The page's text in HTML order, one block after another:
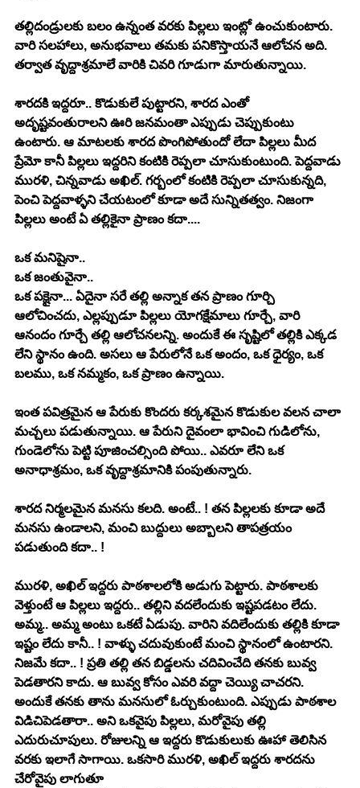
తల్లిదండ్రులకు బలం ఉన్నంత వరకు పిల్లలు ఇంట్లో ఉంచుకుంటారు.
వారి సలహాలు, అనుభవాలు తమకు పనికొస్తాయనే ఆలోచన అది.
తర్వాత వృద్దాశ్రమాలే వారికి చివరి గూడుగా మారుతున్నాయి.
శారదకి ఇద్దరూ.. కొడుకులే పుట్టారని, శారద ఎంతో
అదృష్టవంతురాలని ఊరి జనమంతా ఎప్పుడు చెప్పుకుంటు
ఉంటారు. ఆ మాటలకు శారద పొంగిపోతుందో లేదా పిల్లలు మీద
ప్రేమో కానీ పిల్లలు ఇద్దరిని కంటికి రెప్పలా చూసుకుంటుంది. పెద్దవాడు
మురళి, చిన్నవాడు అఖిల్. గర్బంలో కంటికి రెప్పలా చూసుకున్నది,
పెంచి పెద్దవాళ్ళని చేయటంలో కూడా అదే సున్నితత్వం. నిజంగా
పిల్లలు అంటే ఏ తల్లికైనా ప్రాణం కదా....
ఒక మనిషైనా..
ఒక జంతువైనా..
ఒక పక్షైనా... ఏదైనా సరే తల్లి అన్నాక తన ప్రాణం గూర్చి
ఆలోచించదు, ఎల్లప్పుడూ పిల్లలు యోగక్షేమాలు గూర్చే, వారి
ఆనందం గూర్చే తల్లి ఆలోచనలన్ని. అందుకే ఈ సృష్టిలో తల్లికి ఎక్కడ
లేని స్థానం ఉంది. అసలు ఆ పేరులోనే ఒక అందం, ఒక ధైర్యం, ఒక
బలము‌, ఒక నమ్మకం, ఒక ప్రాణం ఉన్నాయి.
ఇంత పవిత్రమైన ఆ పేరుకు కొందరు కర్కశమైన కొడుకుల వలన చాలా
మచ్చలు పడుతున్నాయి. ఆ పేరుని దైవంలా భావించి గుడిలోను,
గుండెలోను పెట్టి పూజించల్సింది పోయి.. ఎవరూ లేని ఒక
అనాధాశ్రమం‌, ఒక వృద్దాశ్రమానికి పంపుతున్నారు.
శారద నిర్మలమైన మనసు కలది. అంటే.. ! తన పిల్లలకు కూడా అదే
మనసు ఉండాలని, మంచి బుద్దులు అబ్బాలని తాపత్రయం
పడుతుంది కదా.. !
మురళి, అఖిల్ ఇద్దరు పాఠశాలలోకి అడుగు పెట్టారు. పాఠశాలకు
వెళ్తుంటే ఆ పిల్లలు ఇద్దరు.. తల్లిని వదలేందుకు ఇష్టపడటం లేదు.
అమ్మ.. అమ్మ అంటు ఒకటే ఏడుపు. వారిని వదిలేందుకు తల్లికి కూడా
ఇష్టం లేదు కానీ.. ! వాళ్ళు చదువుకుంటే మంచి స్థానంలో ఉంటారని.
నిజమే కదా.. ! ప్రతి తల్లి తన బిడ్డలను చదివించేది తనకు బువ్వ
పెడతారని కాదు. ఆ బువ్వ కోసం ఎవరి వద్దా చెయ్యి చాచరని.
అందుకే తనకు తాను మనసులో ఓర్చుకుంటుంది. ఎప్పుడు పాఠశాల
విడిచిపెడతారా.. అని ఒకవైపు పిల్లలు, మరోవైపు తల్లి
ఎదురుచూపులు. రోజులన్ని ఆ ఇద్దరు కొడుకులుకు ఊహా తెలిసిన
వరకు ఇలాగే సాగాయి. ఒకసారి మురళి, అఖిల్ ఇద్దరు శారదను
చేరోవైపు లాగుతూ